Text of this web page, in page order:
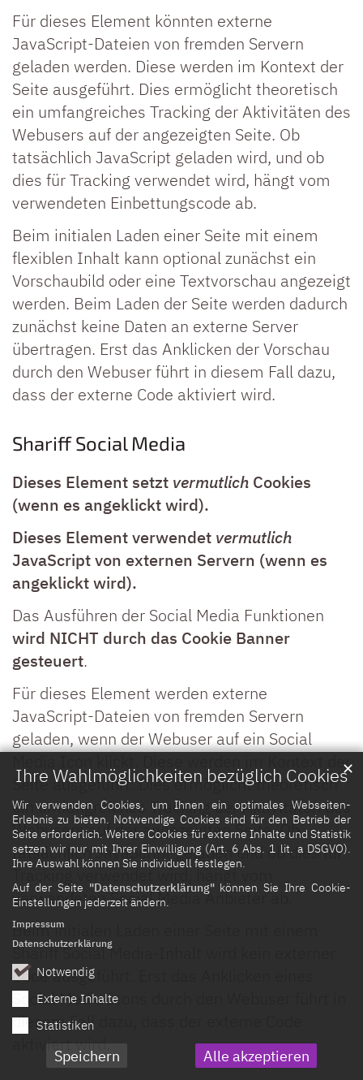
Ihre Wahlmöglichkeiten bezüglich Cookies
Wir verwenden Cookies, um Ihnen ein optimales Webseiten-
Erlebnis zu bieten. Notwendige Cookies sind für den Betrieb der
Seite erforderlich. Weitere Cookies für externe Inhalte und Statistik
setzen wir nur mit Ihrer Einwilligung (Art. 6 Abs. 1 lit. a DSGVO).
Ihre Auswahl können Sie individuell festlegen.
Auf der Seite "Datenschutzerklärung"können Sie Ihre Cookie-
Einstellungen jederzeit ändern.
Notwendig
Externe Inhalte
Statistiken
Speichern Alle akzeptieren
✕
Impressum
Datenschutzerklärung
Für dieses Element könnten externe
JavaScript-Dateien von fremden Servern
geladen werden. Diese werden im Kontext der
Seite ausgeführt. Dies ermöglicht theoretisch
ein umfangreiches Tracking der Aktivitäten des
Webusers auf der angezeigten Seite. Ob
tatsächlich JavaScript geladen wird, und ob
dies für Tracking verwendet wird, hängt vom
verwendeten Einbettungscode ab.
Beim initialen Laden einer Seite mit einem
flexiblen Inhalt kann optional zunächst ein
Vorschaubild oder eine Textvorschau angezeigt
werden. Beim Laden der Seite werden dadurch
zunächst keine Daten an externe Server
übertragen. Erst das Anklicken der Vorschau
durch den Webuser führt in diesem Fall dazu,
dass der externe Code aktiviert wird.
Shariff Social Media
Dieses Element setzt vermutlich Cookies
(wenn es angeklickt wird).
Dieses Element verwendet vermutlich
JavaScript von externen Servern (wenn es
angeklickt wird).
Das Ausführen der Social Media Funktionen
wird NICHT durch das Cookie Banner
gesteuert.
Für dieses Element werden externe
JavaScript-Dateien von fremden Servern
geladen, wenn der Webuser auf ein Social
Media Icon klickt. Diese werden im Kontext der
Seite ausgeführt. Dies ermöglicht theoretisch
ein umfangreiches Tracking der Aktivitäten des
Webusers auf der angezeigten Seite. Ob
tatsächlich JavaScript geladen und ob dies für
Tracking verwendet wird, hängt vom
verwendeten Social Media Anbieter ab.
Beim initialen Laden einer Seite mit einem
Shariff Social Media-Inhalt wird kein externer
Code ausgeführt. Erst das Anklicken eines
Social Media Icons durch den Webuser führt in
diesem Fall dazu, dass der externe Code
aktiviert wird.